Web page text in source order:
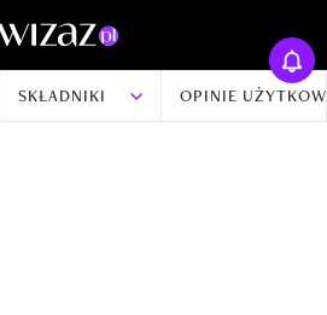
SKŁADNIKI OPINIE